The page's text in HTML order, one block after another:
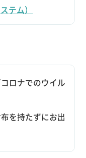
テム）
ロナでのウイル
を持たずにお出